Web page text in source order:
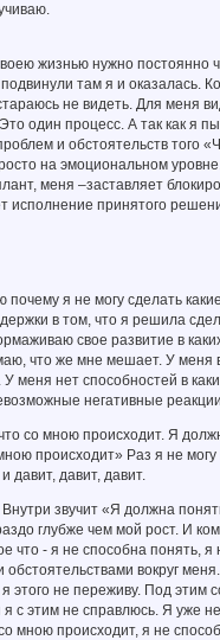
жизнью нужно постоянно
там я и оказалась.
не видеть. Для меня
один процесс. А так как я
и обстоятельств
на эмоциональном
меня –заставляет
исполнение принятого
я не могу сделать
в том, что я решила
свое развитие в
что же мне мешает. У меня
меня нет способностей в
негативные
со мною происходит. Я
происходит» Раз я не
давит, давит, давит.
звучит «Я должна
глубже чем мой рост. И
- я не способна понять, я
вокруг
я этого не переживу. Под
с этим не справлюсь. Я уже
мною происходит, я не